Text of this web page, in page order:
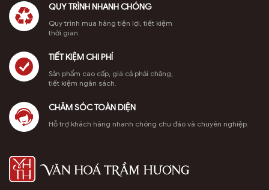
QUY TRÌNH NHANH CHÓNG
Quy trình mua hàng tiện lợi, tiết kiệm
thời gian.
TIẾT KIỆM CHI PHÍ
Sản phẩm cao cấp, giá cả phải chăng,
tiết kiệm ngân sách.
CHĂM SÓC TOÀN DIỆN
Hỗ trợ khách hàng nhanh chóng chu đáo và chuyên nghiệp.